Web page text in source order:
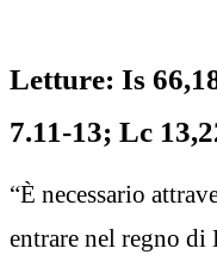
Letture: Is
7.11-13; Lc
“È necessario
entrare nel regno